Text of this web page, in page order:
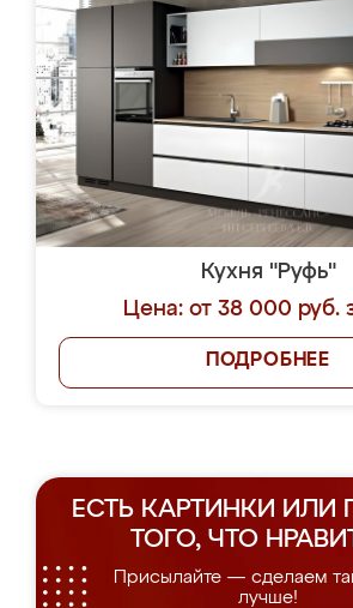
Кухня "Руфь"
Цена: от 38 000 руб.
ПОДРОБНЕЕ
ЕСТЬ КАРТИНКИ ИЛИ
ТОГО, ЧТО
Присылайте — сделаем
лучше!